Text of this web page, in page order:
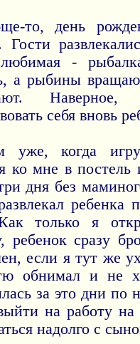
то, день
Гости
-
а рыбины
себя вновь
уже, когда
ко мне в
дня без
только я
ребенок сразу
если я тут же
обнимал и не
за это дни
на работу
надолго с